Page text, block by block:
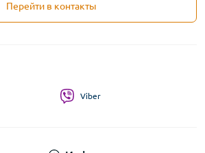
Перейти в контакты
Viber